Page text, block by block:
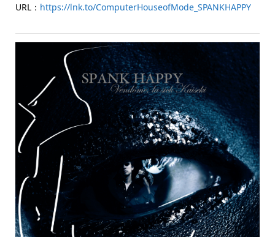
URL： https://lnk.to/ComputerHouseofMode_SPANKHAPPY